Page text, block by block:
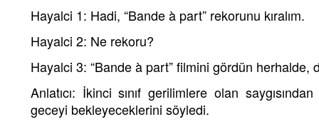
Hayalci 1: Hadi, “Bande à part” rekorunu kıralım.
Hayalci 2: Ne rekoru?
Hayalci 3: “Bande à part” filmini gördün herhalde,
Anlatıcı: İkinci sınıf gerilimlere olan
geceyi bekleyeceklerini söyledi.